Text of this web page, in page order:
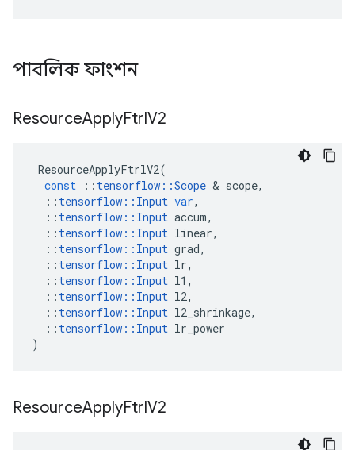
পাবলিক ফাংশন
ResourceApplyFtrlV2
ResourceApplyFtrlV2(
const
:: tensorflow ::Scope & scope,
:: tensorflow :: Input var,
:: tensorflow :: Input accum,
:: tensorflow :: Input linear,
:: tensorflow :: Input grad,
:: tensorflow :: Input lr,
:: tensorflow :: Input l1 ,
:: tensorflow :: Input l2,
:: tensorflow :: Input l2_shrinkage,
:: tensorflow :: Input lr_power
)
ResourceApplyFtrlV2